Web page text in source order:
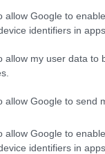
allow Google to
identifiers in apps.
allow my user data to
allow Google to send
allow Google to
identifiers in apps.
Mobil
Weboldal
iparművészeti
üdülőkbe, strandokra,